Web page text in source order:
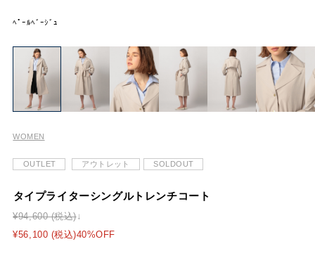
ﾍﾟｰﾙﾍﾞｰｼﾞｭ
WOMEN
OUTLET アウトレット SOLDOUT
タイプライターシングルトレンチコート
¥94,600 (税込)
¥56,100 (税込)40%OFF